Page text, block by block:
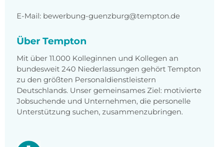
E-Mail: bewerbung-guenzburg@tempton.de
Über Tempton
Mit über 11.000 Kolleginnen und Kollegen an
bundesweit 240 Niederlassungen gehört Tempton
zu den größten Personaldienstleistern
Deutschlands. Unser gemeinsames Ziel: motivierte
Jobsuchende und Unternehmen, die personelle
Unterstützung suchen, zusammenzubringen.